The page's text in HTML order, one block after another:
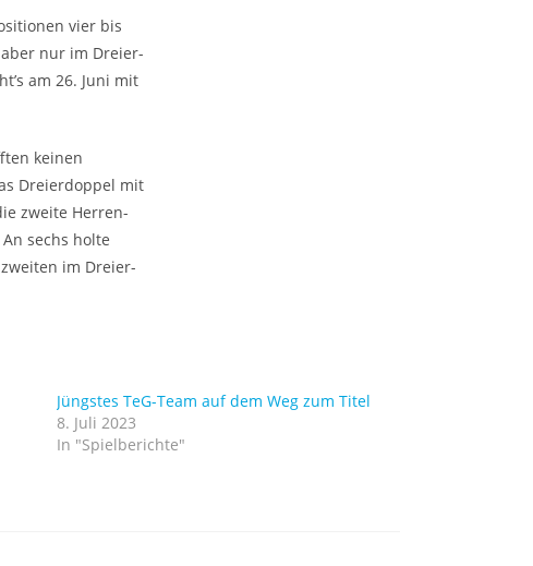
vier bis
nur im Dreier-
am 26. Juni mit
keinen
Dreierdoppel mit
zweite Herren-
sechs holte
im Dreier-
Jüngstes TeG-Team auf dem Weg zum Titel
8. Juli 2023
In "Spielberichte"